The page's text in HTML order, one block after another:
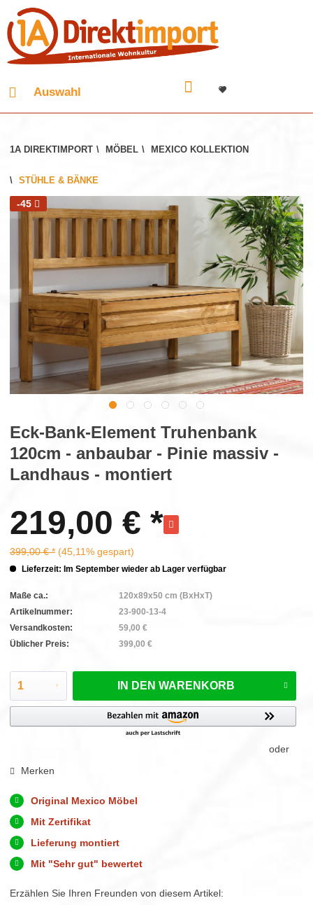
Auswahl
1A DIREKTIMPORT \ MÖBEL \ MEXICO KOLLEKTION
\ STÜHLE & BÄNKE
-45
Eck-Bank-Element Truhenbank
120cm - anbaubar - Pinie massiv -
Landhaus - montiert
219,00 € *
399,00 € * (45,11% gespart)
Lieferzeit: Im September wieder ab Lager verfügbar
Maße ca.:
120x89x50 cm (BxHxT)
Artikelnummer:
23-900-13-4
Versandkosten:
59,00 €
Üblicher Preis:
399,00 €
IN DEN WARENKORB
oder
Merken
Original Mexico Möbel
Mit Zertifikat
Lieferung montiert
Mit "Sehr gut" bewertet
Erzählen Sie Ihren Freunden von diesem Artikel: